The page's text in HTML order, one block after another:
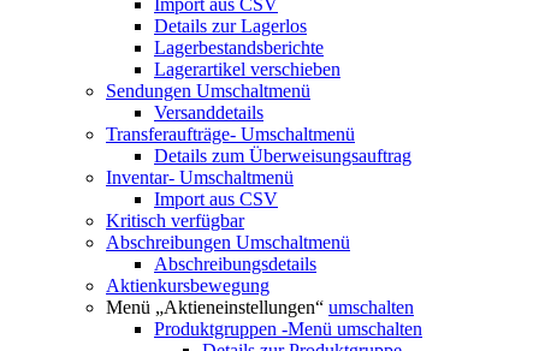
Details zur Lagerlos
Lagerbestandsberichte
Lagerartikel verschieben
Sendungen Umschaltmenü
Versanddetails
Transferaufträge- Umschaltmenü
Details zum Überweisungsauftrag
Inventar- Umschaltmenü
Import aus CSV
Kritisch verfügbar
Abschreibungen Umschaltmenü
Abschreibungsdetails
Aktienkursbewegung
Menü „Aktieneinstellungen“ umschalten
Produktgruppen -Menü umschalten